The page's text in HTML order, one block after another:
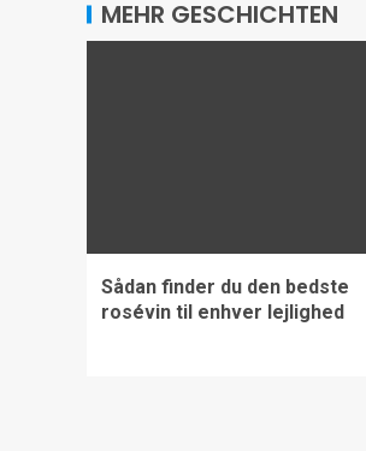
MEHR GESCHICHTEN
Sådan finder du den bedste
rosévin til enhver lejlighed